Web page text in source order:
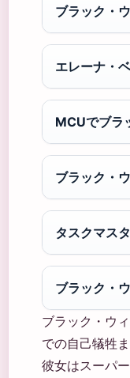
ブラック・
エレーナ・
MCUでブラ
ブラック・
タスクマス
ブラック・
ブラック・ウ
での自己犠牲
彼女はスーパ